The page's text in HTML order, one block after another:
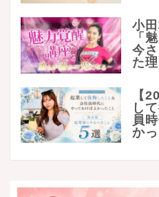
小
「
今
た
【
し
員
か